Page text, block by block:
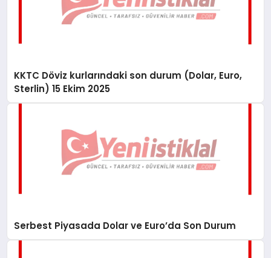
KKTC Döviz kurlarındaki son durum (Dolar, Euro,
Sterlin) 15 Ekim 2025
Serbest Piyasada Dolar ve Euro’da Son Durum